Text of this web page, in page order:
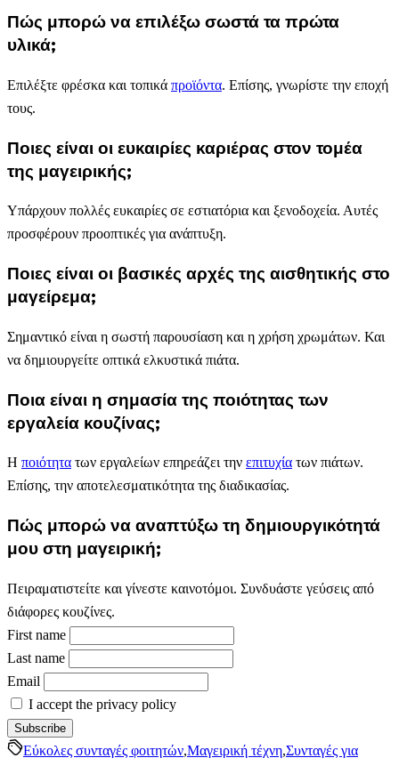
Πώς μπορώ να επιλέξω σωστά τα πρώτα
υλικά;
Επιλέξτε φρέσκα και τοπικά προϊόντα. Επίσης, γνωρίστε την εποχή
τους.
Ποιες είναι οι ευκαιρίες καριέρας στον τομέα
της μαγειρικής;
Υπάρχουν πολλές ευκαιρίες σε εστιατόρια και ξενοδοχεία. Αυτές
προσφέρουν προοπτικές για ανάπτυξη.
Ποιες είναι οι βασικές αρχές της αισθητικής στο
μαγείρεμα;
Σημαντικό είναι η σωστή παρουσίαση και η χρήση χρωμάτων. Και
να δημιουργείτε οπτικά ελκυστικά πιάτα.
Ποια είναι η σημασία της ποιότητας των
εργαλεία κουζίνας;
Η ποιότητα των εργαλείων επηρεάζει την επιτυχία των πιάτων.
Επίσης, την αποτελεσματικότητα της διαδικασίας.
Πώς μπορώ να αναπτύξω τη δημιουργικότητά
μου στη μαγειρική;
Πειραματιστείτε και γίνεστε καινοτόμοι. Συνδυάστε γεύσεις από
διάφορες κουζίνες.
First name
Last name
Email
I accept the privacy policy
Εύκολες συνταγές φοιτητών,Μαγειρική τέχνη,Συνταγές για